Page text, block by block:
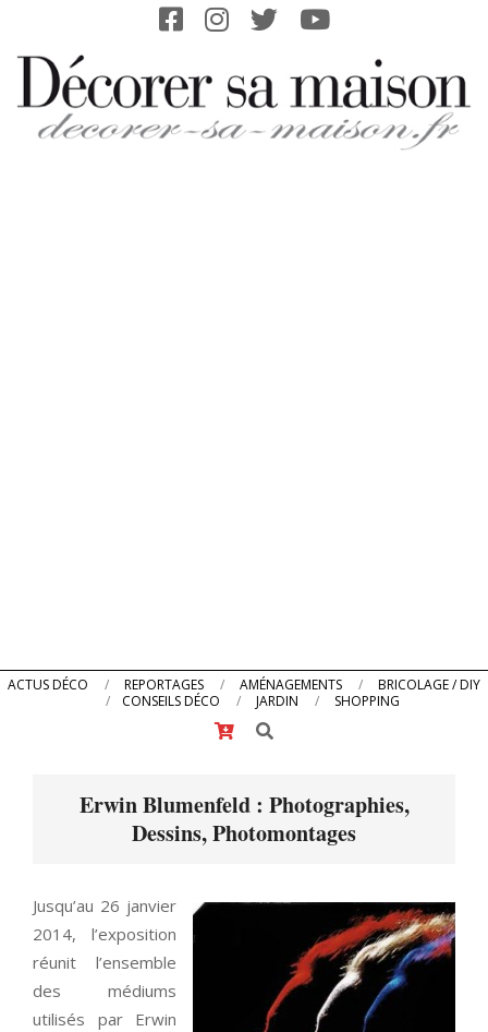
content
Primary
ACTUS DÉCO REPORTAGES AMÉNAGEMENTS
BRICOLAGE / DIY
CONSEILS DÉCO
JARDIN
SHOPPING
Search
Erwin Blumenfeld : Photographies,
Dessins, Photomontages
Jusqu’au 26 janvier
2014, l’exposition
réunit l’ensemble
des médiums
utilisés par Erwin